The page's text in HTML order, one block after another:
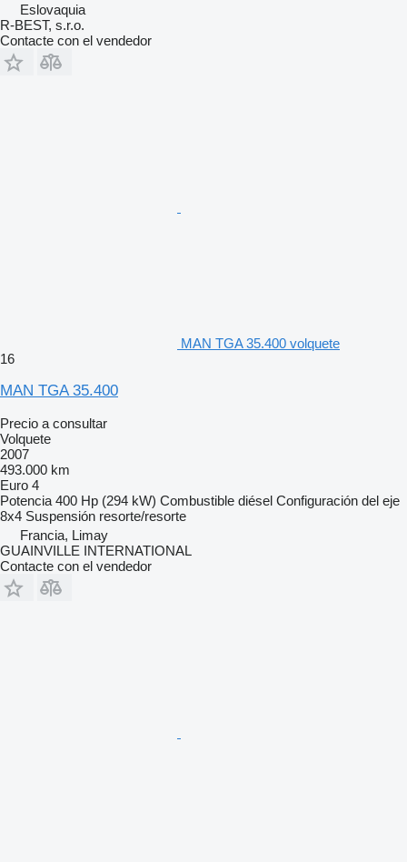
Eslovaquia
R-BEST, s.r.o.
Contacte con el vendedor
MAN TGA 35.400 volquete
16
MAN TGA 35.400
Precio a consultar
Volquete
2007
493.000 km
Euro 4
Potencia 400 Hp (294 kW) Combustible diésel Configuración del eje
8x4 Suspensión resorte/resorte
Francia, Limay
GUAINVILLE INTERNATIONAL
Contacte con el vendedor